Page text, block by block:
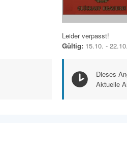
Leider verpasst!
Gültig: 15.10. - 22.10.
Dieses
Aktuelle